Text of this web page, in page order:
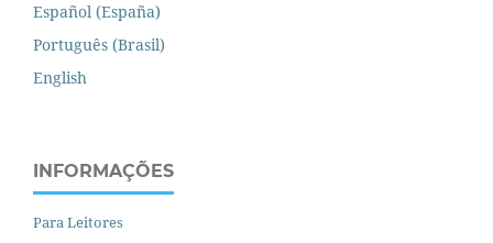
Español (España)
Português (Brasil)
English
INFORMAÇÕES
Para Leitores